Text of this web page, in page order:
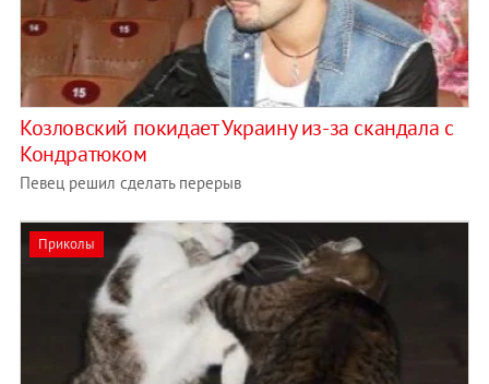
Козловский покидает Украину из-за скандала с
Кондратюком
Певец решил сделать перерыв
Приколы